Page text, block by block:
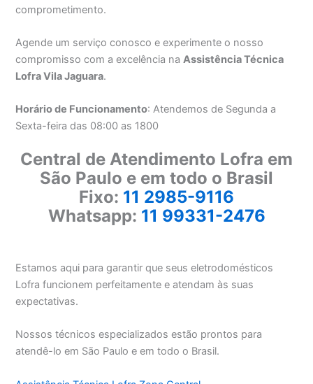
comprometimento.
Agende um serviço conosco e experimente o nosso
compromisso com a excelência naAssistência Técnica
Lofra Vila Jaguara.
Horário de Funcionamento: Atendemos de Segunda a
Sexta-feira das 08:00 as 1800
Central de Atendimento Lofra em
São Paulo e em todo o Brasil
Fixo: 11 2985-9116
Whatsapp: 11 99331-2476
Estamos aqui para garantir que seus eletrodomésticos
Lofra funcionem perfeitamente e atendam às suas
expectativas.
Nossos técnicos especializados estão prontos para
atendê-lo em São Paulo e em todo o Brasil.